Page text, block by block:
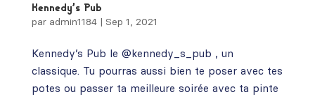
Kennedy’s Pub
par admin1184| Sep 1, 2021
Kennedy’s Pub le @kennedy_s_pub , un
classique. Tu pourras aussi bien te poser avec tes
potes ou passer ta meilleure soirée avec ta pinte